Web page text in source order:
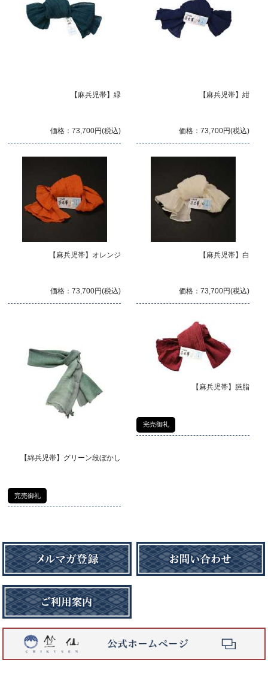
【麻兵児帯】緑
価格：73,700円(税込)
【麻兵児帯】紺
価格：73,700円(税込)
【麻兵児帯】オレンジ
価格：73,700円(税込)
【麻兵児帯】白
価格：73,700円(税込)
【綿兵児帯】グリーン段ぼかし
完売御礼
【麻兵児帯】臙脂
完売御礼